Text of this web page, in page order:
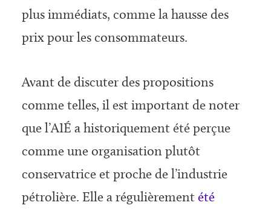
plus immédiats, comme la hausse des
prix pour les consommateurs.
Avant de discuter des propositions
comme telles, il est important de noter
que l’AIÉ a historiquement été perçue
comme une organisation plutôt
conservatrice et proche de l’industrie
pétrolière. Elle a régulièrementété